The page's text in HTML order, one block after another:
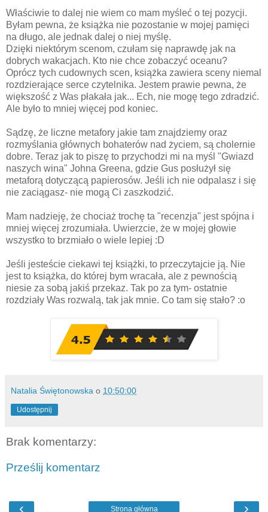
Właściwie to dalej nie wiem co mam myśleć o tej pozycji.
Byłam pewna, że książka nie pozostanie w mojej pamięci
na długo, ale jednak dalej o niej myślę.
Dzięki niektórym scenom, czułam się naprawdę jak na
dobrych wakacjach. Kto nie chce zobaczyć oceanu?
Oprócz tych cudownych scen, książka zawiera sceny niemal
rozdzierające serce czytelnika. Jestem prawie pewna, że
większość z Was płakała jak... Ech, nie mogę tego zdradzić.
Ale było to mniej więcej pod koniec.
Sądzę, że liczne metafory jakie tam znajdziemy oraz
rozmyślania głównych bohaterów nad życiem, są cholernie
dobre. Teraz jak to piszę to przychodzi mi na myśl "Gwiazd
naszych wina" Johna Greena, gdzie Gus posłużył się
metaforą dotyczącą papierosów. Jeśli ich nie odpalasz i się
nie zaciągasz- nie mogą Ci zaszkodzić.
Mam nadzieję, że chociaż trochę ta "recenzja" jest spójna i
mniej więcej zrozumiała. Uwierzcie, że w mojej głowie
wszystko to brzmiało o wiele lepiej :D
Jeśli jesteście ciekawi tej książki, to przeczytajcie ją. Nie
jest to książka, do której bym wracała, ale z pewnością
niesie za sobą jakiś przekaz. Tak po za tym- ostatnie
rozdziały Was rozwalą, tak jak mnie. Co tam się stało? :o
Natalia Świętonowska o 10:50:00
Udostępnij
Brak komentarzy:
Prześlij komentarz
‹ ›
Strona główna